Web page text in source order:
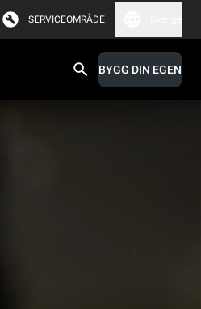
SERVICEOMRÅDE
BYGG DIN EGEN